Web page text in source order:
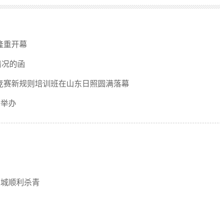
重开幕
的函
新规则培训班在山东日照圆满落幕
办
顺利杀青